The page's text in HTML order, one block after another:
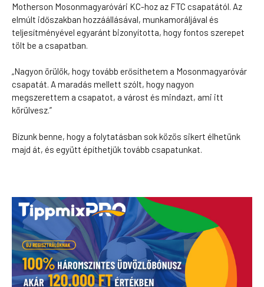
Motherson Mosonmagyaróvári KC-hoz az FTC csapatától. Az
elmúlt időszakban hozzáállásával, munkamoráljával és
teljesítményével egyaránt bizonyította, hogy fontos szerepet
tölt be a csapatban.
„Nagyon örülök, hogy tovább erősíthetem a Mosonmagyaróvár
csapatát. A maradás mellett szólt, hogy nagyon
megszerettem a csapatot, a várost és mindazt, ami itt
körülvesz.”
Bízunk benne, hogy a folytatásban sok közös sikert élhetünk
majd át, és együtt építhetjük tovább csapatunkat.